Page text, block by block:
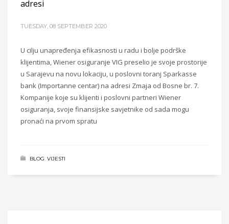
adresi
TUESDAY, 08 SEPTEMBER 2020
U cilju unapređenja efikasnosti u radu i bolje podrške
klijentima, Wiener osiguranje VIG preselio je svoje prostorije
u Sarajevu na novu lokaciju, u poslovni toranj Sparkasse
bank (Importanne centar) na adresi Zmaja od Bosne br. 7.
Kompanije koje su klijenti i poslovni partneri Wiener
osiguranja, svoje finansijske savjetnike od sada mogu
pronaći na prvom spratu
BLOG, VIJESTI